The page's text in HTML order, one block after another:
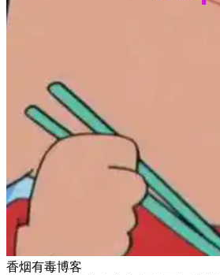
香烟有毒博客